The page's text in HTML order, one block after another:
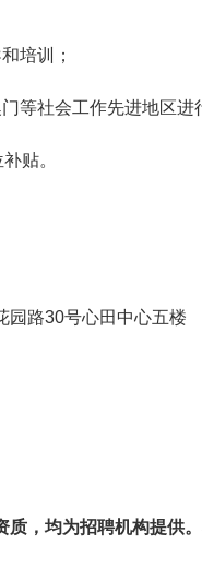
培训；
等社会工作先进地区进
贴。
路30号心田中心五楼
质，均为招聘机构提供